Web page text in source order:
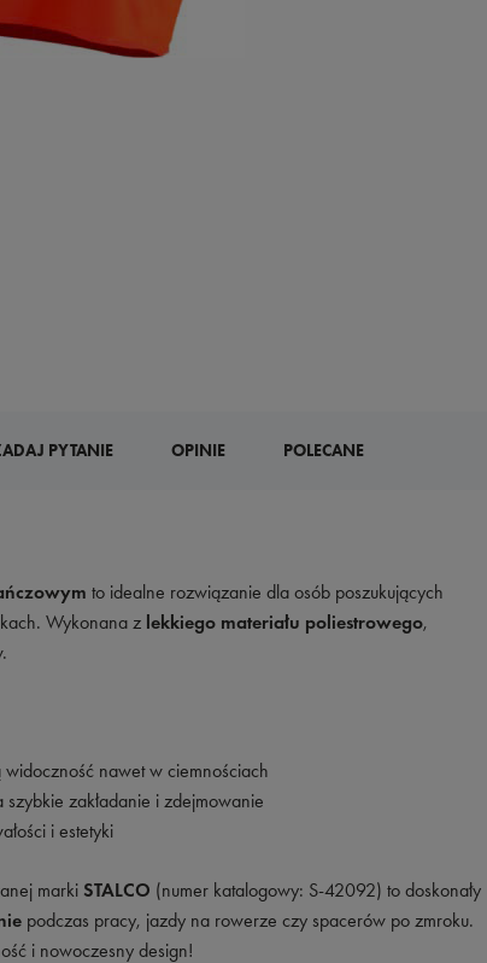
PYTANIE OPINIE POLECANE
to idealne rozwiązanie dla osób poszukujących
Wykonana z lekkiego materiału poliestrowego,
nawet w ciemnościach
szybkie zakładanie i zdejmowanie
i estetyki
marki STALCO (numer katalogowy: S-42092) to doskonały
podczas pracy, jazdy na rowerze czy spacerów po zmroku.
i nowoczesny design!